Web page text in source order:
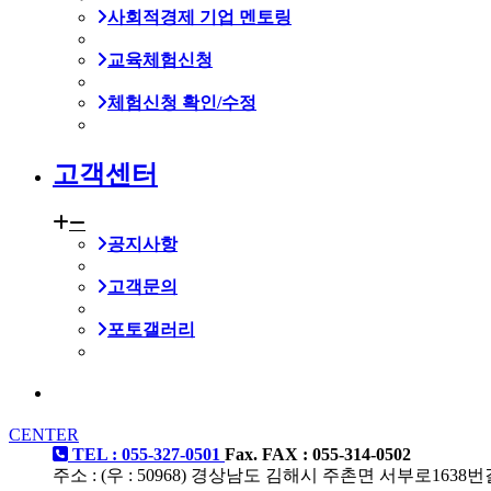
사회적경제 기업 멘토링
교육체험신청
체험신청 확인/수정
고객센터
공지사항
고객문의
포토갤러리
CENTER
TEL : 055-327-0501 Fax. FAX : 055-314-0502
주소 : (우 : 50968) 경상남도 김해시 주촌면 서부로1638번